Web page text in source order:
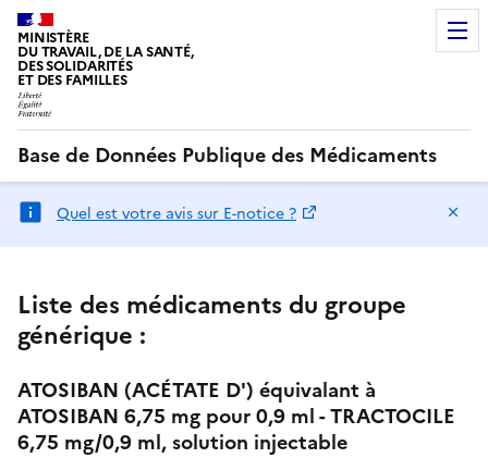
MINISTÈRE
DU TRAVAIL, DE LA SANTÉ,
DES SOLIDARITÉS
ET DES FAMILLES
Base de Données Publique des Médicaments
Quel est votre avis sur E-notice ?
Liste des médicaments du groupe
générique :
ATOSIBAN (ACÉTATE D') équivalant à
ATOSIBAN 6,75 mg pour 0,9 ml - TRACTOCILE
6,75 mg/0,9 ml, solution injectable